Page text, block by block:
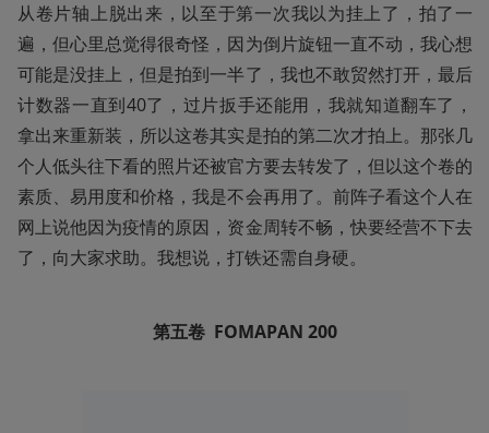
从卷片轴上脱出来，以至于第一次我以为挂上了，拍了一
遍，但心里总觉得很奇怪，因为倒片旋钮一直不动，我心想
可能是没挂上，但是拍到一半了，我也不敢贸然打开，最后
计数器一直到40了，过片扳手还能用，我就知道翻车了，
拿出来重新装，所以这卷其实是拍的第二次才拍上。那张几
个人低头往下看的照片还被官方要去转发了，但以这个卷的
素质、易用度和价格，我是不会再用了。前阵子看这个人在
网上说他因为疫情的原因，资金周转不畅，快要经营不下去
了，向大家求助。我想说，打铁还需自身硬。
第五卷  FOMAPAN 200